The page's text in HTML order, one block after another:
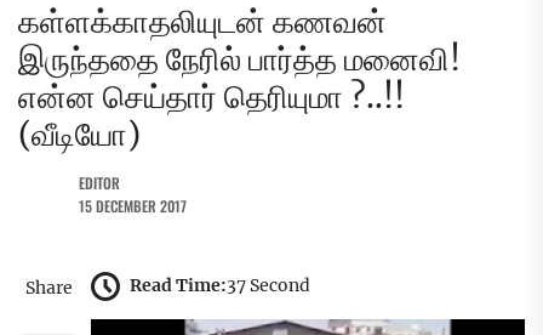
கள்ளக்காதலியுடன் கணவன்
இருந்ததை நேரில் பார்த்த மனைவி!
என்ன செய்தார் தெரியுமா ?..!!
(வீடியோ)
EDITOR
15 DECEMBER 2017
Share Read Time:37 Second